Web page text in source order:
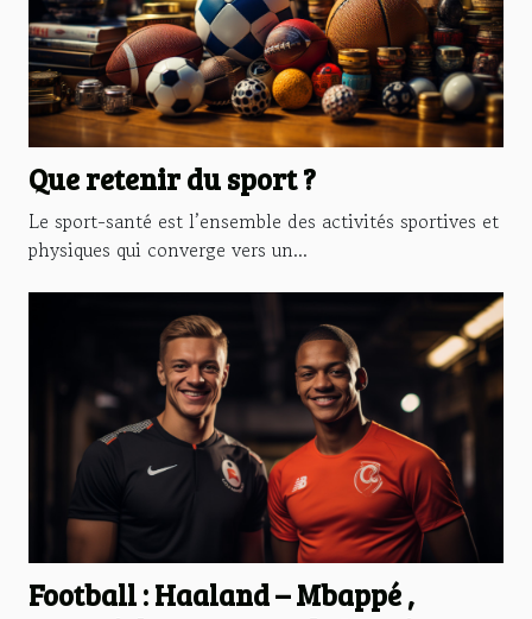
Que retenir du sport ?
Le sport-santé est l’ensemble des activités sportives et
physiques qui converge vers un...
Football : Haaland – Mbappé ,